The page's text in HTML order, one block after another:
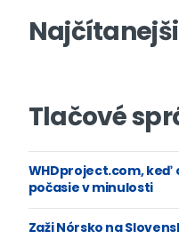
Tlačové
WHDproject.com, keď
počasie v minulosti
Zaži Nórsko na